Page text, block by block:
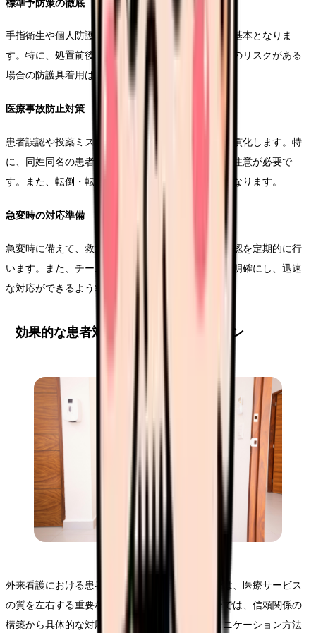
標準予防策の徹底
手指衛生や個人防護具の適切な使用は、感染対策の基本となりま
す。特に、処置前後の手指消毒や、血液・体液曝露のリスクがある
場合の防護具着用は、確実に実施しましょう。
医療事故防止対策
患者誤認や投薬ミスを防ぐため、複数回の確認を習慣化します。特
に、同姓同名の患者さんや、似たような薬剤名には注意が必要で
す。また、転倒・転落のリスク評価も重要な業務となります。
急変時の対応準備
急変時に備えて、救急カートの点検や必要物品の確認を定期的に行
います。また、チーム内での役割分担や連絡体制を明確にし、迅速
な対応ができるよう準備しておくことが重要です。
効果的な患者対応とコミュニケーション
外来看護における患者対応とコミュニケーションは、医療サービス
の質を左右する重要な要素です。このセクションでは、信頼関係の
構築から具体的な対応技術まで、実践的なコミュニケーション方法